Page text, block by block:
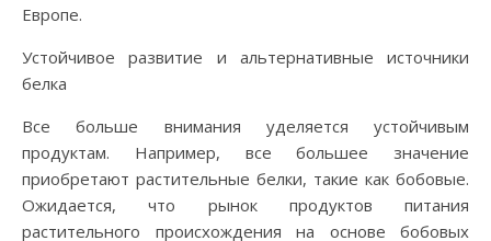
Европе.
Устойчивое развитие и альтернативные источники
белка
Все больше внимания уделяется устойчивым
продуктам. Например, все большее значение
приобретают растительные белки, такие как бобовые.
Ожидается, что рынок продуктов питания
растительного происхождения на основе бобовых